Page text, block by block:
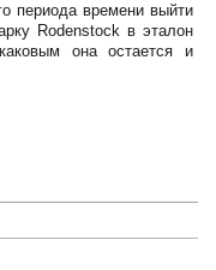
периода времени выйти
Rodenstock в эталон
она остается и